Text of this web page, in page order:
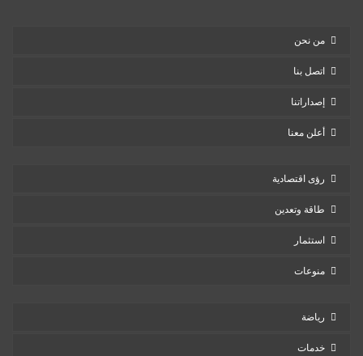
من نحن
اتصل بنا
إصداراتنا
أعلن معنا
رؤى اقتصادية
طاقة وتعدين
استثمار
منوعات
رياضة
خدمات